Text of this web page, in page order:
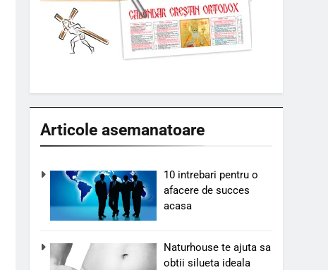
Articole asemanatoare
10 intrebari pentru o
afacere de succes
acasa
Naturhouse te ajuta sa
obtii silueta ideala